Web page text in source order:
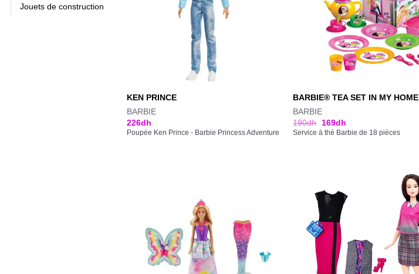
Jouets de construction
KEN PRINCE
BARBIE
226dh
Poupée Ken Prince - Barbie Princess Adventure
BARBIE® TEA SET IN MY HOME
BARBIE
190dh 169dh
Service à thé Barbie de 18 pièces